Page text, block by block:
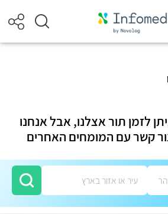
לזמן תור אצלנו, אבל אנחנו
קשר עם המומחים האחרים